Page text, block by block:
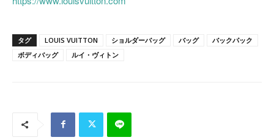
タグ LOUIS VUITTON ショルダーバッグ バッグ
バックパック
ボディバッグ
ルイ・ヴィトン